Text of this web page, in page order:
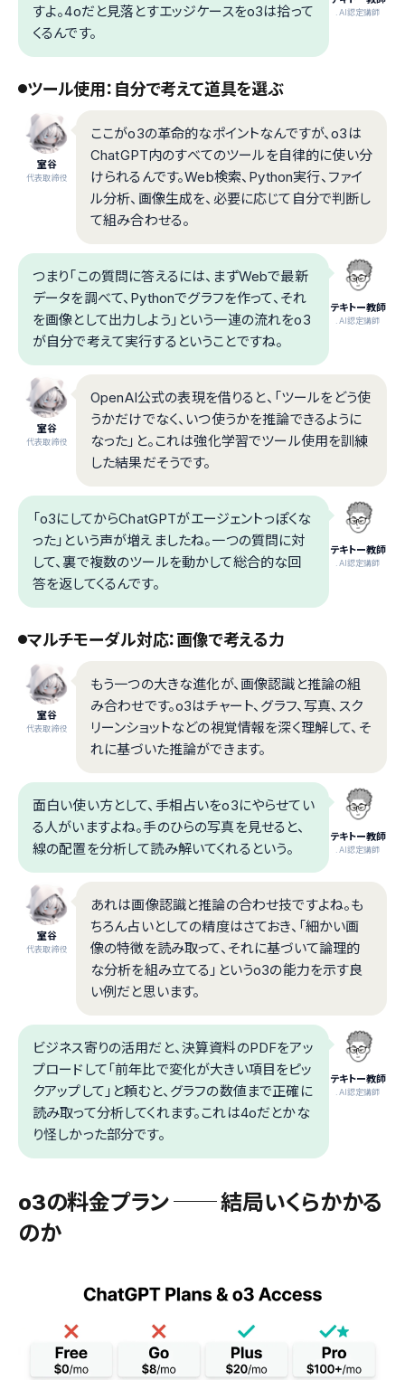
.AI認定講師
すよ。4oだと見落とすエッジケースをo3は拾って
くるんです。
ツール使用：自分で考えて道具を選ぶ
室谷
代表取締役
ここがo3の革命的なポイントなんですが、o3は
ChatGPT内のすべてのツールを自律的に使い分
けられるんです。Web検索、Python実行、ファイ
ル分析、画像生成を、必要に応じて自分で判断し
て組み合わせる。
テキトー教師
.AI認定講師
つまり「この質問に答えるには、まずWebで最新
データを調べて、Pythonでグラフを作って、それ
を画像として出力しよう」という一連の流れをo3
が自分で考えて実行するということですね。
室谷
代表取締役
OpenAI公式の表現を借りると、「ツールをどう使
うかだけでなく、いつ使うかを推論できるように
なった」と。これは強化学習でツール使用を訓練
した結果だそうです。
テキトー教師
.AI認定講師
「o3にしてからChatGPTがエージェントっぽくな
った」という声が増えましたね。一つの質問に対
して、裏で複数のツールを動かして総合的な回
答を返してくるんです。
マルチモーダル対応：画像で考える力
室谷
代表取締役
もう一つの大きな進化が、画像認識と推論の組
み合わせです。o3はチャート、グラフ、写真、スク
リーンショットなどの視覚情報を深く理解して、そ
れに基づいた推論ができます。
テキトー教師
.AI認定講師
面白い使い方として、手相占いをo3にやらせてい
る人がいますよね。手のひらの写真を見せると、
線の配置を分析して読み解いてくれるという。
室谷
代表取締役
あれは画像認識と推論の合わせ技ですよね。も
ちろん占いとしての精度はさておき、「細かい画
像の特徴を読み取って、それに基づいて論理的
な分析を組み立てる」というo3の能力を示す良
い例だと思います。
テキトー教師
.AI認定講師
ビジネス寄りの活用だと、決算資料のPDFをアッ
プロードして「前年比で変化が大きい項目をピッ
クアップして」と頼むと、グラフの数値まで正確に
読み取って分析してくれます。これは4oだとかな
り怪しかった部分です。
o3の料金プラン ── 結局いくらかかる
のか